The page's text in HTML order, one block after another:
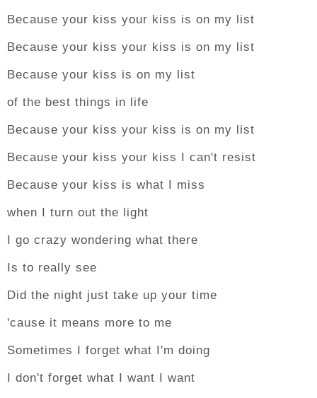
Because your kiss your kiss is on my list
Because your kiss your kiss is on my list
Because your kiss is on my list
of the best things in life
Because your kiss your kiss is on my list
Because your kiss your kiss I can't resist
Because your kiss is what I miss
when I turn out the light
I go crazy wondering what there
Is to really see
Did the night just take up your time
'cause it means more to me
Sometimes I forget what I'm doing
I don't forget what I want I want